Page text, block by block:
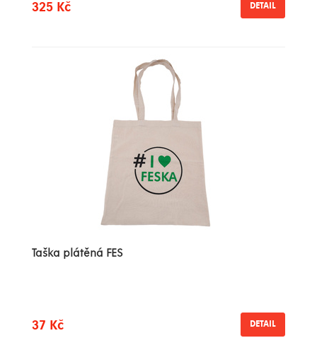
325 Kč DETAIL
Taška plátěná FES
37 Kč DETAIL